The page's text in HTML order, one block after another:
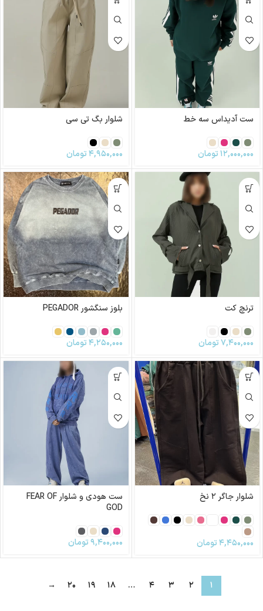
ست آدیداس سه خط
۱۲,۰۰۰,۰۰۰تومان
شلوار بگ تی سی
۴,۹۵۰,۰۰۰تومان
ترنچ کت
۷,۴۰۰,۰۰۰تومان
بلوز سنگشور PEGADOR
۴,۲۵۰,۰۰۰تومان
شلوار جاگر ۲ نخ
۴,۴۵۰,۰۰۰تومان
ست هودی و شلوار FEAR OF
GOD
۹,۴۰۰,۰۰۰تومان
۱ ۲ ۳ ۴ … ۱۸ ۱۹ ۲۰ →